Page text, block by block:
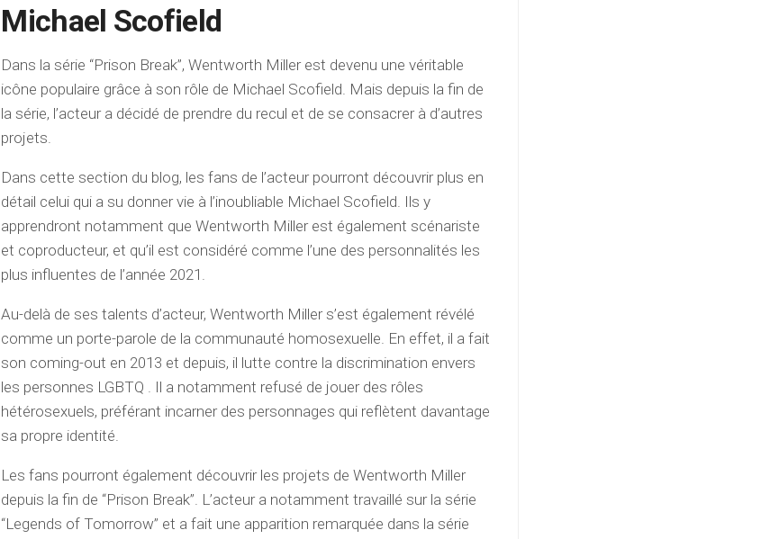
Michael Scofield
Dans la série “Prison Break”, Wentworth Miller est devenu une véritable
icône populaire grâce à son rôle de Michael Scofield. Mais depuis la fin de
la série, l’acteur a décidé de prendre du recul et de se consacrer à d’autres
projets.
Dans cette section du blog, les fans de l’acteur pourront découvrir plus en
détail celui qui a su donner vie à l’inoubliable Michael Scofield. Ils y
apprendront notamment que Wentworth Miller est également scénariste
et coproducteur, et qu’il est considéré comme l’une des personnalités les
plus influentes de l’année 2021.
Au-delà de ses talents d’acteur, Wentworth Miller s’est également révélé
comme un porte-parole de la communauté homosexuelle. En effet, il a fait
son coming-out en 2013 et depuis, il lutte contre la discrimination envers
les personnes LGBTQ . Il a notamment refusé de jouer des rôles
hétérosexuels, préférant incarner des personnages qui reflètent davantage
sa propre identité.
Les fans pourront également découvrir les projets de Wentworth Miller
depuis la fin de “Prison Break”. L’acteur a notamment travaillé sur la série
“Legends of Tomorrow” et a fait une apparition remarquée dans la série